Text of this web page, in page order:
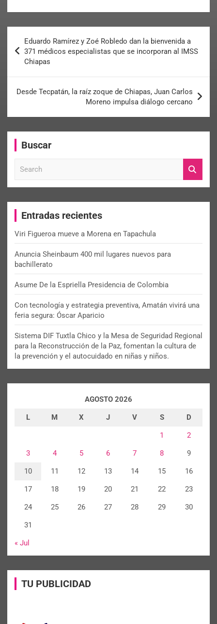
Eduardo Ramírez y Zoé Robledo dan la bienvenida a
371 médicos especialistas que se incorporan al IMSS
Chiapas
Desde Tecpatán, la raíz zoque de Chiapas, Juan Carlos
Moreno impulsa diálogo cercano
Buscar
c
Entradas recientes
Viri Figueroa mueve a Morena en Tapachula
Anuncia Sheinbaum 400 mil lugares nuevos para
bachillerato
Asume De la Espriella Presidencia de Colombia
Con tecnología y estrategia preventiva, Amatán vivirá una
feria segura: Óscar Aparicio
Sistema DIF Tuxtla Chico y la Mesa de Seguridad Regional
para la Reconstrucción de la Paz, fomentan la cultura de
la prevención y el autocuidado en niñas y niños.
AGOSTO 2026
L M X J V S D
1 2
3 4 5 6 7 8 9
10 11 12 13 14 15 16
17 18 19 20 21 22 23
24 25 26 27 28 29 30
31
« Jul
TU PUBLICIDAD